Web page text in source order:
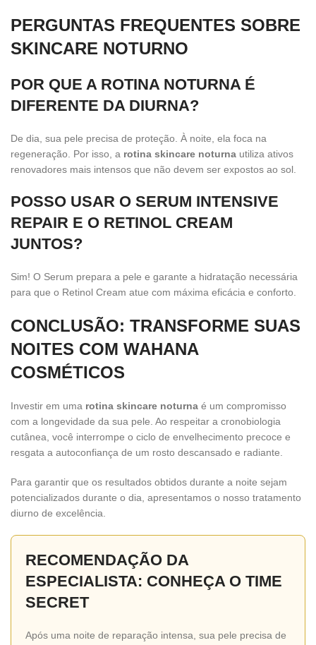
PERGUNTAS FREQUENTES SOBRE
SKINCARE NOTURNO
POR QUE A ROTINA NOTURNA É
DIFERENTE DA DIURNA?
De dia, sua pele precisa de proteção. À noite, ela foca na
regeneração. Por isso, a rotina skincare noturna utiliza ativos
renovadores mais intensos que não devem ser expostos ao sol.
POSSO USAR O SERUM INTENSIVE
REPAIR E O RETINOL CREAM
JUNTOS?
Sim! O Serum prepara a pele e garante a hidratação necessária
para que o Retinol Cream atue com máxima eficácia e conforto.
CONCLUSÃO: TRANSFORME SUAS
NOITES COM WAHANA
COSMÉTICOS
Investir em uma rotina skincare noturna é um compromisso
com a longevidade da sua pele. Ao respeitar a cronobiologia
cutânea, você interrompe o ciclo de envelhecimento precoce e
resgata a autoconfiança de um rosto descansado e radiante.
Para garantir que os resultados obtidos durante a noite sejam
potencializados durante o dia, apresentamos o nosso tratamento
diurno de excelência.
RECOMENDAÇÃO DA
ESPECIALISTA: CONHEÇA O TIME
SECRET
Após uma noite de reparação intensa, sua pele precisa de